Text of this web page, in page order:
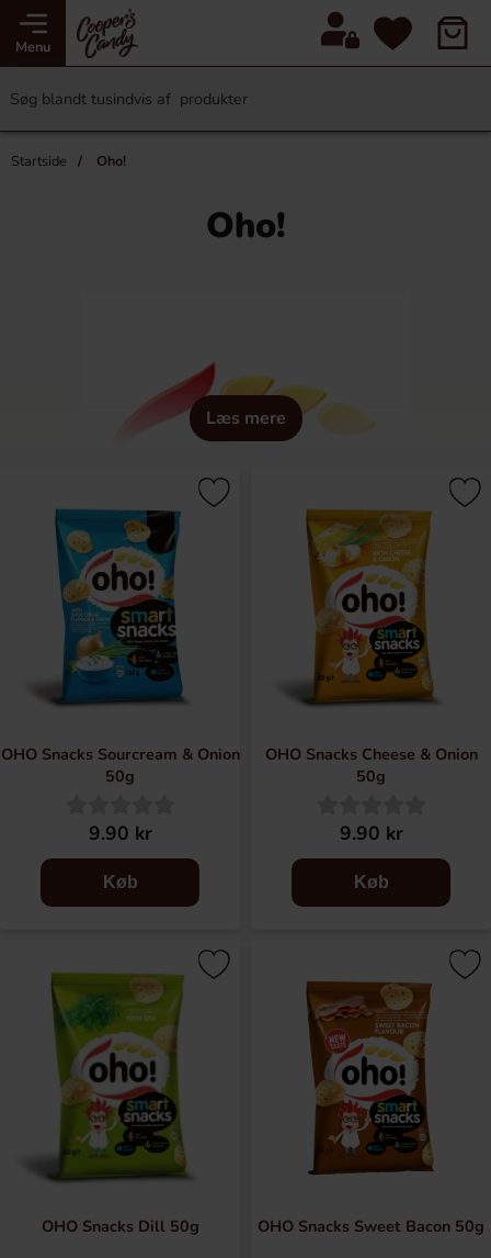
Menu
Startside Oho!
Oho!
Læs mere
HTML-koden behÃ¶ver inte Ã¶versÃ¤ttas eftersom den
inte innehÃ¥ller nÃ¥gon text som behÃ¶ver
Ã¶versÃ¤ttas till danska.
OHO Snacks Sourcream & Onion
50g
9.90 kr
Køb
OHO Snacks Cheese & Onion
50g
9.90 kr
Køb
OHO Snacks Dill 50g OHO Snacks Sweet Bacon 50g